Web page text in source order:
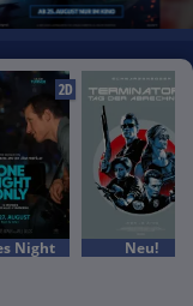
2D
Night Neu!